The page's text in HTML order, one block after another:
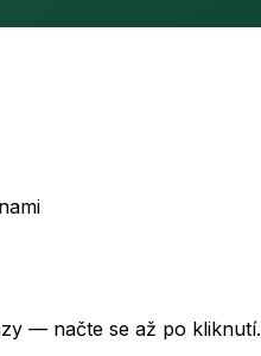
— načte se až po kliknutí.